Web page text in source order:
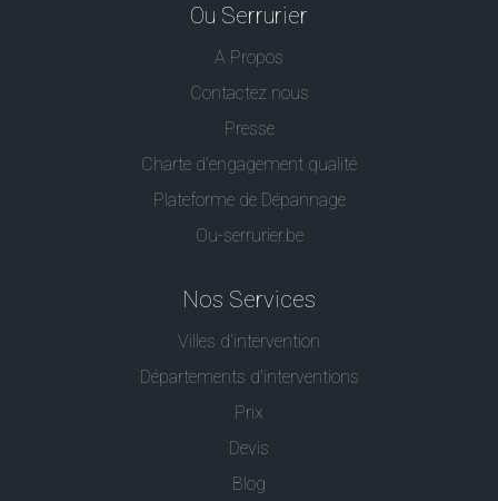
Ou Serrurier
A Propos
Contactez nous
Presse
Charte d’engagement qualité
Plateforme de Dépannage
Ou-serrurier.be
Nos Services
Villes d'intervention
Départements d'interventions
Prix
Devis
Blog